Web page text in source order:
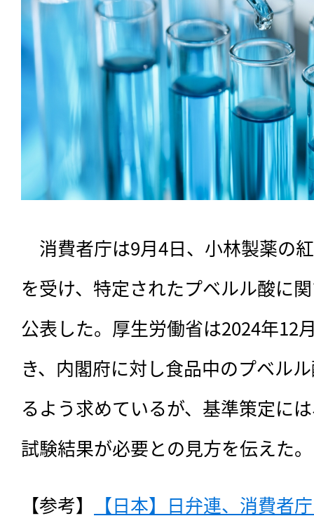
消費者庁は9月4日、小林製薬の
を受け、特定されたプベルル酸に
公表した。厚生労働省は2024年12
き、内閣府に対し食品中のプベル
るよう求めているが、基準策定に
試験結果が必要との見方を伝えた。
【参考】
【日本】日弁連、消費者